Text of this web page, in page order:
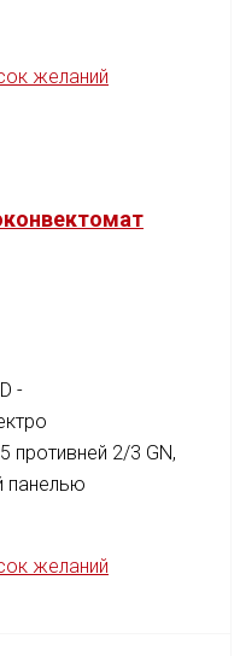
желаний
-
противней 2/3 GN,
панелью
желаний